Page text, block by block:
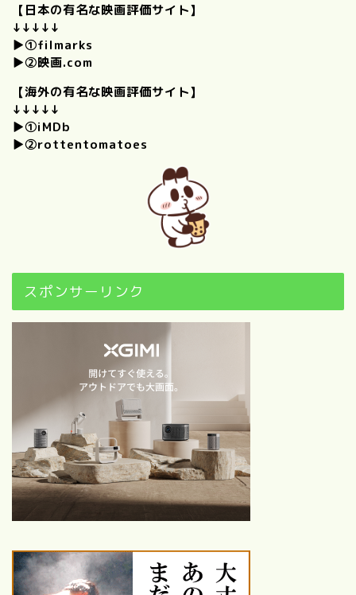
【日本の有名な映画評価サイト】
↓↓↓↓↓
▶①filmarks
▶②映画.com
【海外の有名な映画評価サイト】
↓↓↓↓↓
▶①iMDb
▶②rottentomatoes
スポンサーリンク
僕のときめくもの。｜けんい
【自己紹介】100の質問に答
えてみた！（前編）
【自己紹介】100の質問に答
えてみた！（後編）
歴代映画興行収入ランキング
ベスト100｜【随時更新】映
1960以前～2010年代別｜映
画ファンが選ぶ感動・興奮の
名作映画BEST50×6
【随時更新！】おすすめ映画
カレンダー｜季節・行事・キ
青春映画おすすめ｜1980年
代〜2020年代の名作・話題
作を厳選紹介